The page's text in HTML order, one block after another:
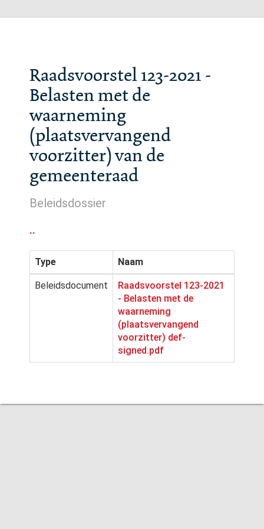
Raadsvoorstel 123-2021 -
Belasten met de
waarneming
(plaatsvervangend
voorzitter) van de
gemeenteraad
Beleidsdossier
..
Type Naam
Beleidsdocument
Raadsvoorstel 123-2021
- Belasten met de
waarneming
(plaatsvervangend
voorzitter) def-
signed.pdf